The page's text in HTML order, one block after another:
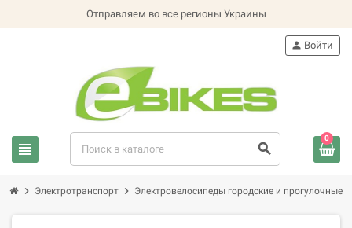
Отправляем во все регионы Украины
view_headline search
person Войти
0
chevron_right Электротранспорт chevron_right Электровелосипеды городские и прогулочные